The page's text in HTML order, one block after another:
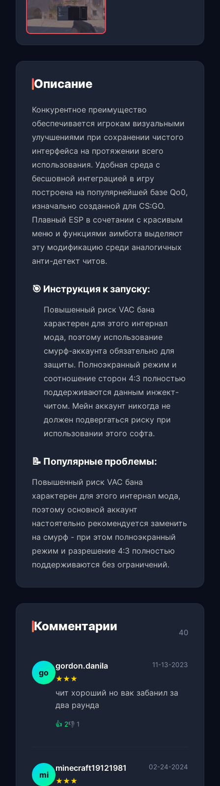
Описание
Конкурентное преимущество
обеспечивается игрокам визуальными
улучшениями при сохранении чистого
интерфейса на протяжении всего
использования. Удобная среда с
бесшовной интеграцией в игру
построена на популярнейшей базе Qo0,
изначально созданной для CS:GO.
Плавный ESP в сочетании с красивым
меню и функциями аимбота выделяют
эту модификацию среди аналогичных
анти-детект читов.
🎯 Инструкция к запуску:
Повышенный риск VAC бана
характерен для этого интернал
мода, поэтому использование
смурф-аккаунта обязательно для
защиты. Полноэкранный режим и
соотношение сторон 4:3 полностью
поддерживаются данным инжект-
читом. Мейн аккаунт никогда не
должен подвергаться риску при
использовании этого софта.
📝 Популярные проблемы:
Повышенный риск VAC бана
характерен для этого интернал мода,
поэтому основной аккаунт
настоятельно рекомендуется заменить
на смурф - при этом полноэкранный
режим и разрешение 4:3 полностью
поддерживаются без ограничений.
Комментарии 40
go
gordon.danila 11-13-2023
★★★
чит хороший но вак забанил за
два раунда
👍 2👎 1
mi
minecraft19121981 02-24-2024
★★★